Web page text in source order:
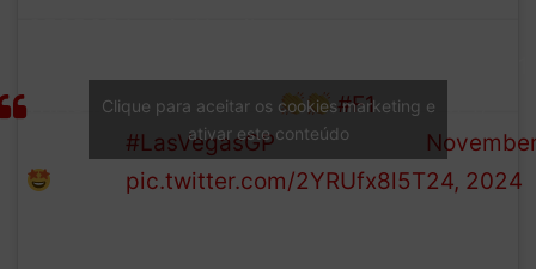
WINS IN Mercedes 1-2
#F1
#LasVegasGP
pic.twitter.com/2YRUfx8l5T
(@F1)
24, 2024
Clique para aceitar os cookies marketing e
ativar este conteúdo